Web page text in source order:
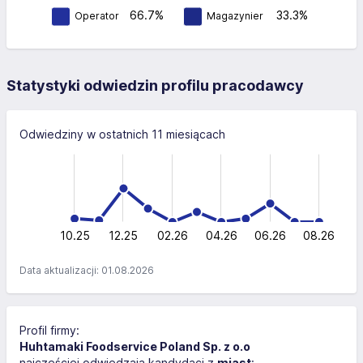
Operator 66.7% Magazynier 33.3%
Statystyki odwiedzin profilu pracodawcy
Odwiedziny w ostatnich 11 miesiącach
10.25 12.25 02.26 04.26 06.26 08.26
Data aktualizacji: 01.08.2026
Profil firmy:
Huhtamaki Foodservice Poland Sp. z o.o